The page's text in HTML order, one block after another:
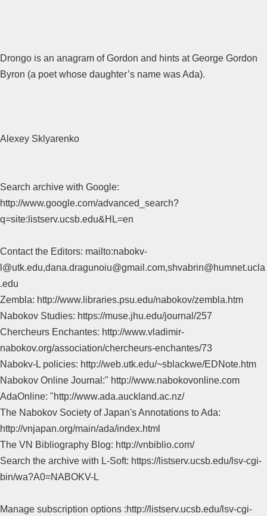
Drongo is an anagram of Gordon and hints at George Gordon
Byron (a poet whose daughter’s name was Ada).
Alexey Sklyarenko
Search archive with Google:
http://www.google.com/advanced_search?
q=site:listserv.ucsb.edu&HL=en
Contact the Editors: mailto:nabokv-
l@utk.edu,dana.dragunoiu@gmail.com,shvabrin@humnet.ucla
.edu
Zembla: http://www.libraries.psu.edu/nabokov/zembla.htm
Nabokov Studies: https://muse.jhu.edu/journal/257
Chercheurs Enchantes: http://www.vladimir-
nabokov.org/association/chercheurs-enchantes/73
Nabokv-L policies: http://web.utk.edu/~sblackwe/EDNote.htm
Nabokov Online Journal:" http://www.nabokovonline.com
AdaOnline: "http://www.ada.auckland.ac.nz/
The Nabokov Society of Japan's Annotations to Ada:
http://vnjapan.org/main/ada/index.html
The VN Bibliography Blog: http://vnbiblio.com/
Search the archive with L-Soft: https://listserv.ucsb.edu/lsv-cgi-
bin/wa?A0=NABOKV-L
Manage subscription options :http://listserv.ucsb.edu/lsv-cgi-